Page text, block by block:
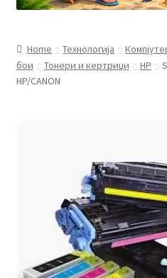
Контакт
Рекламации и замена на
Сите производи
Home Технологија
бои
Тонери и кертриџи HP
HP/CANON